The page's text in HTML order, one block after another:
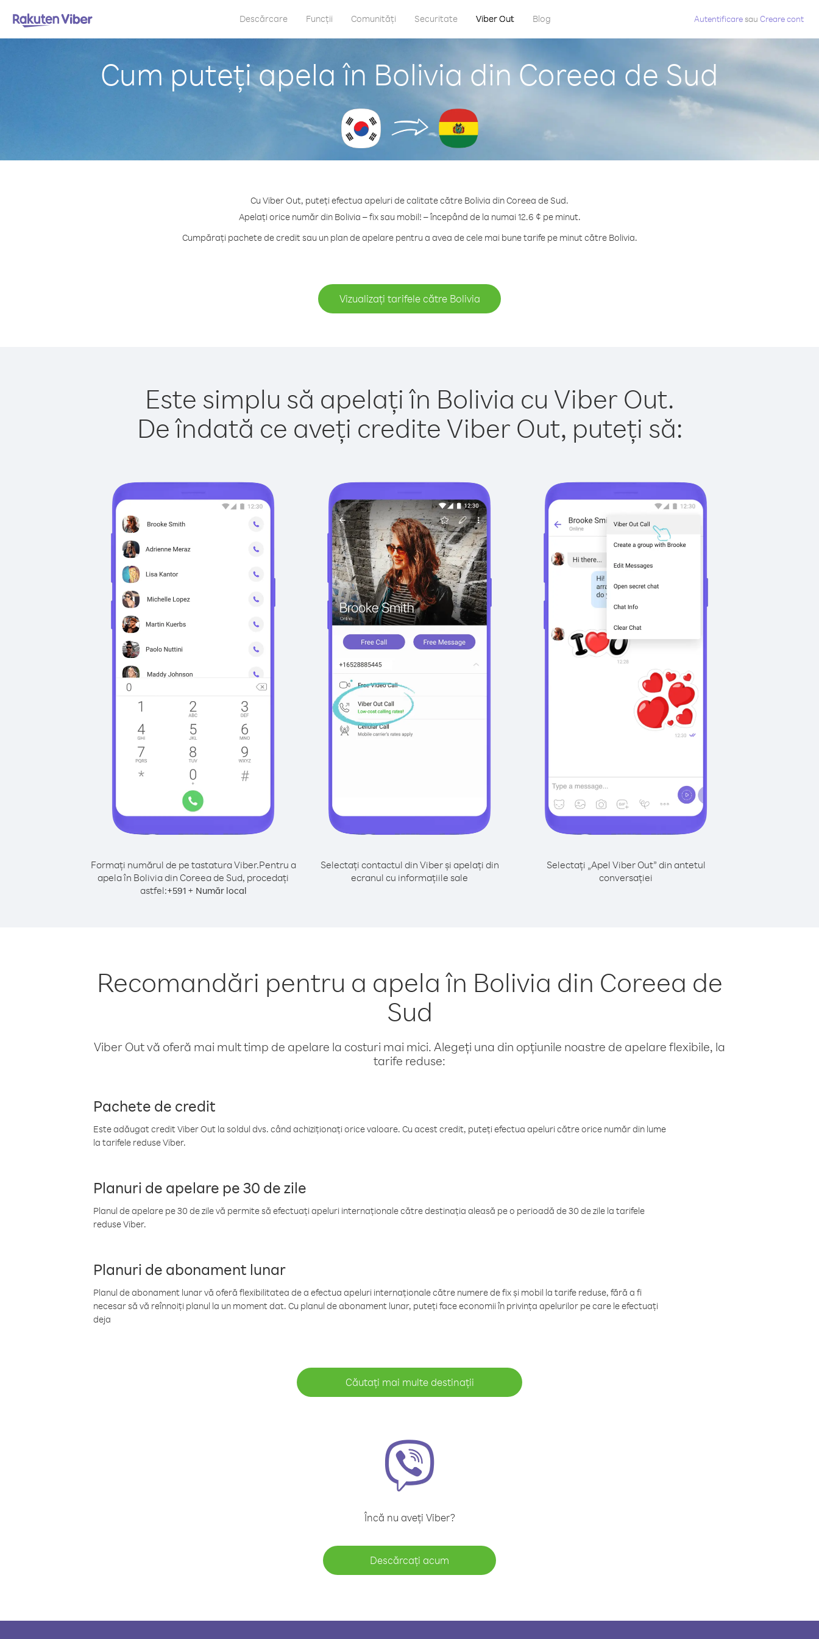
Descărcare Funcții Comunități Securitate Viber Out Blog Autentificaresau Creare cont
Cum puteți apela în Bolivia din Coreea de Sud
Cu Viber Out, puteți efectua apeluri de calitate către Bolivia din Coreea de Sud.
Apelați orice număr din Bolivia – fix sau mobil! – începând de la numai 12.6 ¢ pe minut.
Cumpărați pachete de credit sau un plan de apelare pentru a avea de cele mai bune tarife pe minut către Bolivia.
Vizualizați tarifele către Bolivia
Este simplu să apelați în Bolivia cu Viber Out.
De îndată ce aveți credite Viber Out, puteți să:
Formați numărul de pe tastatura Viber.Pentru a
apela în Bolivia din Coreea de Sud, procedați
astfel:+591+ Număr local
Selectați contactul din Viber și apelați din
ecranul cu informațiile sale
Selectați „Apel Viber Out” din antetul
conversației
Recomandări pentru a apela în Bolivia din Coreea de
Sud
Viber Out vă oferă mai mult timp de apelare la costuri mai mici. Alegeți una din opțiunile noastre de apelare flexibile, la
tarife reduse:
Pachete de credit
Este adăugat credit Viber Out la soldul dvs. când achiziționați orice valoare. Cu acest credit, puteți efectua apeluri către orice număr din lume
la tarifele reduse Viber.
Planuri de apelare pe 30 de zile
Planul de apelare pe 30 de zile vă permite să efectuați apeluri internaționale către destinația aleasă pe o perioadă de 30 de zile la tarifele
reduse Viber.
Planuri de abonament lunar
Planul de abonament lunar vă oferă flexibilitatea de a efectua apeluri internaționale către numere de fix și mobil la tarife reduse, fără a fi
necesar să vă reînnoiți planul la un moment dat. Cu planul de abonament lunar, puteți face economii în privința apelurilor pe care le efectuați
deja
Căutați mai multe destinații
Încă nu aveți Viber?
Descărcați acum